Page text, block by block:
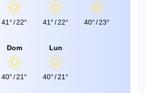
41°/22° 41°/22° 40°/23°
Dom
40°/21°
Lun
40°/21°